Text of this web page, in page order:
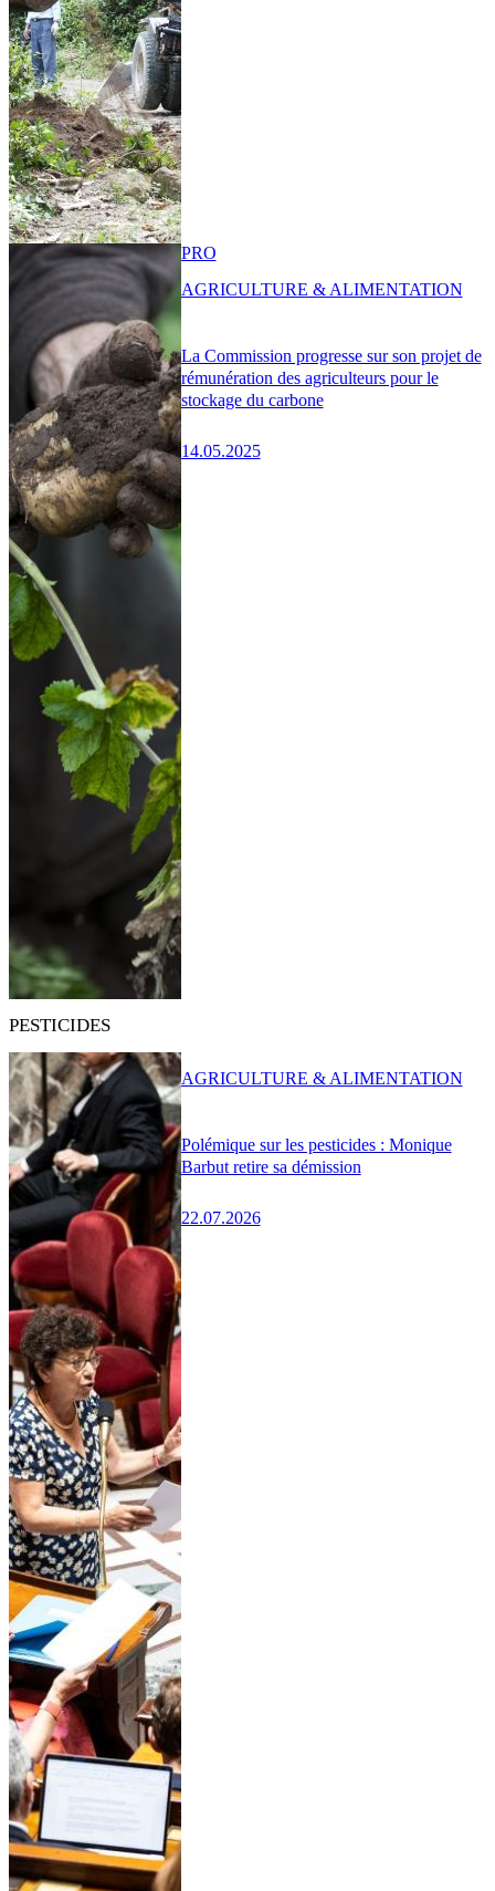
La Commission progresse sur son projet de
rémunération des agriculteurs pour le
stockage du carbone
14.05.2025
PRO
AGRICULTURE & ALIMENTATION
PESTICIDES
Polémique sur les pesticides : Monique
Barbut retire sa démission
22.07.2026
AGRICULTURE & ALIMENTATION